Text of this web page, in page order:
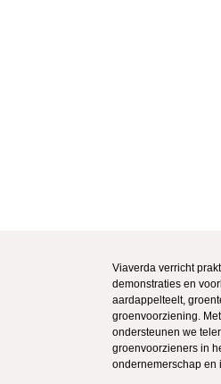
Viaverda verricht
demonstraties en
aardappelteelt,
groenvoorziening.
ondersteunen we
groenvoorzieners in
ondernemerschap en